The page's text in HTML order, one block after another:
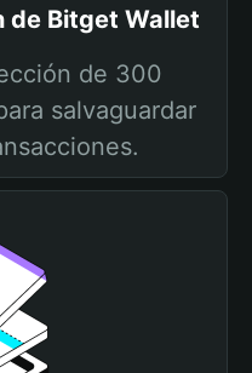
de Bitget Wallet
de 300
salvaguardar